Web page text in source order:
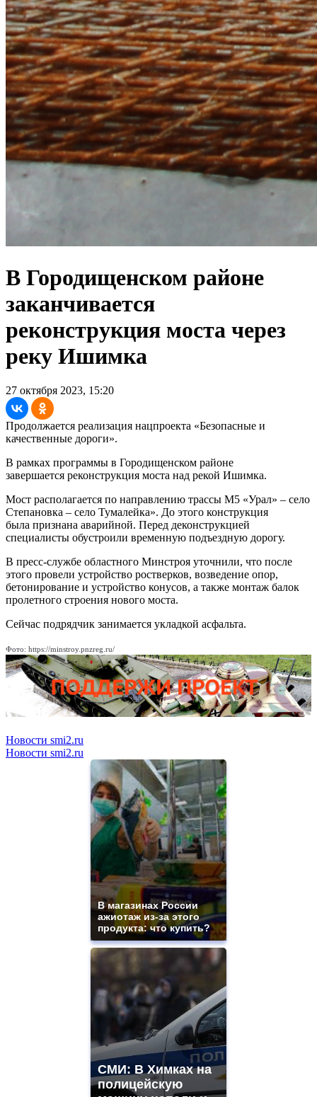
В Городищенском районе
заканчивается
реконструкция моста через
реку Ишимка
27 октября 2023, 15:20
Продолжается реализация нацпроекта «Безопасные и
качественные дороги».
В рамках программы в Городищенском районе
завершается реконструкция моста над рекой Ишимка.
Мост располагается по направлению трассы М5 «Урал» – село
Степановка – село Тумалейка». До этого конструкция
была признана аварийной. Перед деконструкцией
специалисты обустроили временную подъездную дорогу.
В пресс-службе областного Минстроя уточнили, что после
этого провели устройство ростверков, возведение опор,
бетонирование и устройство конусов, а также монтаж балок
пролетного строения нового моста.
Сейчас подрядчик занимается укладкой асфальта.
Фото: https://minstroy.pnzreg.ru/
Новости smi2.ru
Новости smi2.ru
В магазинах России
ажиотаж из-за этого
продукта: что купить?
СМИ: В Химках на
полицейскую